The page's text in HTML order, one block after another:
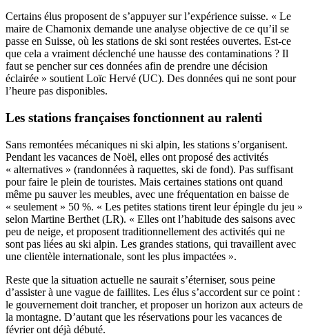
Certains élus proposent de s’appuyer sur l’expérience suisse. « Le
maire de Chamonix demande une analyse objective de ce qu’il se
passe en Suisse, où les stations de ski sont restées ouvertes. Est-ce
que cela a vraiment déclenché une hausse des contaminations ? Il
faut se pencher sur ces données afin de prendre une décision
éclairée » soutient Loïc Hervé (UC). Des données qui ne sont pour
l’heure pas disponibles.
Les stations françaises fonctionnent au ralenti
Sans remontées mécaniques ni ski alpin, les stations s’organisent.
Pendant les vacances de Noël, elles ont proposé des activités
« alternatives » (randonnées à raquettes, ski de fond). Pas suffisant
pour faire le plein de touristes. Mais certaines stations ont quand
même pu sauver les meubles, avec une fréquentation en baisse de
« seulement » 50 %. « Les petites stations tirent leur épingle du jeu »
selon Martine Berthet (LR). « Elles ont l’habitude des saisons avec
peu de neige, et proposent traditionnellement des activités qui ne
sont pas liées au ski alpin. Les grandes stations, qui travaillent avec
une clientèle internationale, sont les plus impactées ».
Reste que la situation actuelle ne saurait s’éterniser, sous peine
d’assister à une vague de faillites. Les élus s’accordent sur ce point :
le gouvernement doit trancher, et proposer un horizon aux acteurs de
la montagne. D’autant que les réservations pour les vacances de
février ont déjà débuté.